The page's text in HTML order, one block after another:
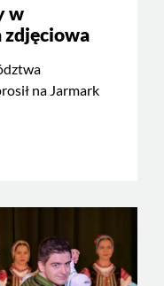
w
zdjęciowa
na Jarmark